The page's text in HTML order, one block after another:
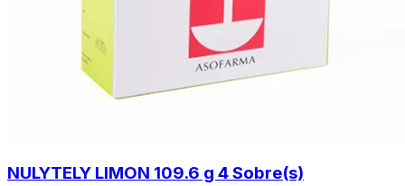
NULYTELY LIMON 109.6 g 4 Sobre(s)